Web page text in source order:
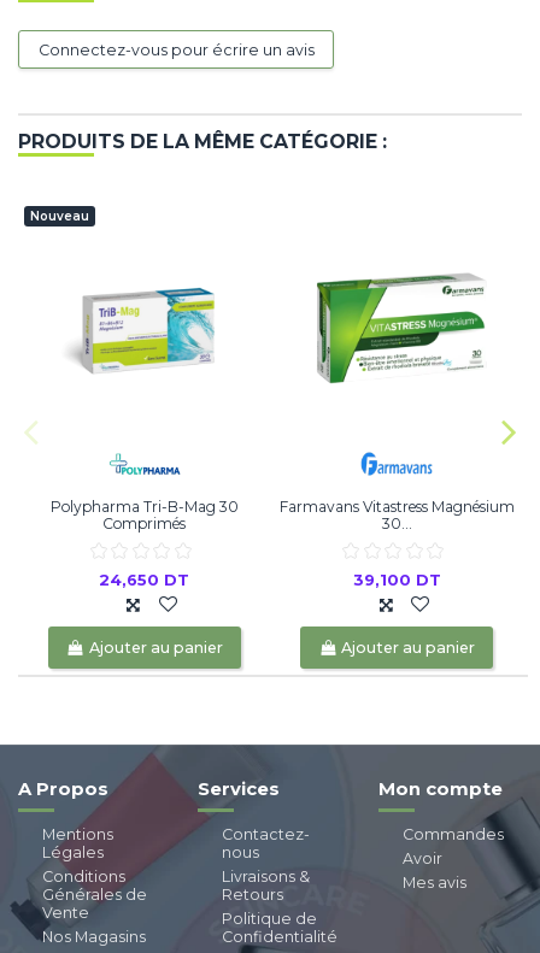
Connectez-vous pour écrire un avis
PRODUITS DE LA MÊME CATÉGORIE :
Nouveau
Polypharma Tri-B-Mag 30
Comprimés
24,650 DT
Ajouter au panier
Farmavans Vitastress Magnésium
30...
39,100 DT
Ajouter au panier
A Propos
Mentions
Légales
Conditions
Générales de
Vente
Nos Magasins
Services
Contactez-
nous
Livraisons &
Retours
Politique de
Confidentialité
Mon compte
Commandes
Avoir
Mes avis